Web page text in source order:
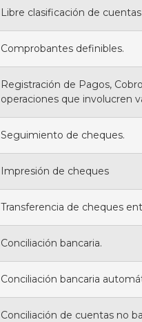
Libre clasificación de cuentas
Comprobantes definibles.
Registración de Pagos,
operaciones que involucren
Seguimiento de cheques.
Impresión de cheques
Transferencia de cheques
Conciliación bancaria.
Conciliación bancaria
Conciliación de cuentas no